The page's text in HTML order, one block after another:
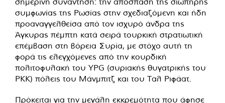
συμφωνίας της Ρωσίας στην σχεδιαζόμενη και ήδη
προαναγγελθείσα από τον ισχυρό άνδρα της
Άγκυρας πέμπτη κατά σειρά τουρκική στρατιωτική
επέμβαση στη βόρεια Συρία, με στόχο αυτή τη
φορά τις ελεγχόμενες από την κουρδική
πολιτοφυλακή του YPG (συριακής θυγατρικής του
ΡΚΚ) πόλεις του Μάνμπιτζ και του Ταλ Ριφάατ.
Πρόκειται για την μεγάλη εκκρεμότητα που άφησε